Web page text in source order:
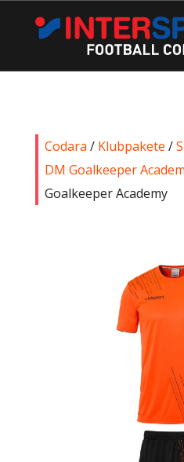
Codara / Klubpakete /
DM Goalkeeper
Goalkeeper Academy